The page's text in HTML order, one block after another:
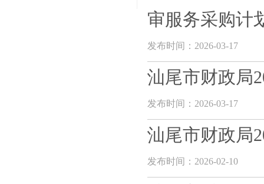
审服务采购计
发布时间：2026-03-17
汕尾市财政局
发布时间：2026-03-17
汕尾市财政局
发布时间：2026-02-10